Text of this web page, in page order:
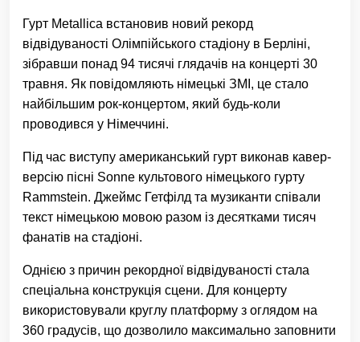
Гурт Metallica встановив новий рекорд
відвідуваності Олімпійського стадіону в Берліні,
зібравши понад 94 тисячі глядачів на концерті 30
травня. Як повідомляють німецькі ЗМІ, це стало
найбільшим рок-концертом, який будь-коли
проводився у Німеччині.
Під час виступу американський гурт виконав кавер-
версію пісні Sonne культового німецького гурту
Rammstein. Джеймс Гетфілд та музиканти співали
текст німецькою мовою разом із десятками тисяч
фанатів на стадіоні.
Однією з причин рекордної відвідуваності стала
спеціальна конструкція сцени. Для концерту
використовували круглу платформу з оглядом на
360 градусів, що дозволило максимально заповнити